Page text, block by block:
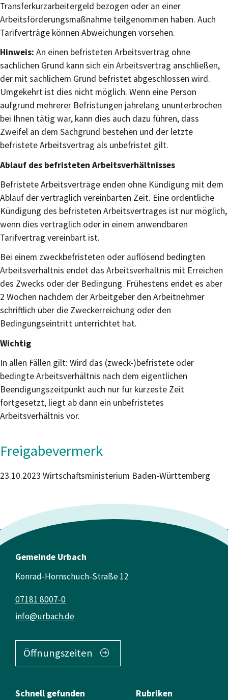
Transferkurzarbeitergeld bezogen oder an einer
Arbeitsförderungsmaßnahme teilgenommen haben. Auch
Tarifverträge können Abweichungen vorsehen.
Hinweis: An einen befristeten Arbeitsvertrag ohne
sachlichen Grund kann sich ein Arbeitsvertrag anschließen,
der mit sachlichem Grund befristet abgeschlossen wird.
Umgekehrt ist dies nicht möglich. Wenn eine Person
aufgrund mehrerer Befristungen jahrelang ununterbrochen
bei Ihnen tätig war, kann dies auch dazu führen, dass
Zweifel an dem Sachgrund bestehen und der letzte
befristete Arbeitsvertrag als unbefristet gilt.
Ablauf des befristeten Arbeitsverhältnisses
Befristete Arbeitsverträge enden ohne Kündigung mit dem
Ablauf der vertraglich vereinbarten Zeit. Eine ordentliche
Kündigung des befristeten Arbeitsvertrages ist nur möglich,
wenn dies vertraglich oder in einem anwendbaren
Tarifvertrag vereinbart ist.
Bei einem zweckbefristeten oder auflösend bedingten
Arbeitsverhältnis endet das Arbeitsverhältnis mit Erreichen
des Zwecks oder der Bedingung. Frühestens endet es aber
2 Wochen nachdem der Arbeitgeber den Arbeitnehmer
schriftlich über die Zweckerreichung oder den
Bedingungseintritt unterrichtet hat.
Wichtig
In allen Fällen gilt: Wird das (zweck-)befristete oder
bedingte Arbeitsverhältnis nach dem eigentlichen
Beendigungszeitpunkt auch nur für kürzeste Zeit
fortgesetzt, liegt ab dann ein unbefristetes
Arbeitsverhältnis vor.
Freigabevermerk
23.10.2023 Wirtschaftsministerium Baden-Württemberg
Gemeinde Urbach
Konrad-Hornschuch-Straße 12
info@urbach.de
07181 8007-0
Öffnungszeiten
Schnell gefunden Rubriken